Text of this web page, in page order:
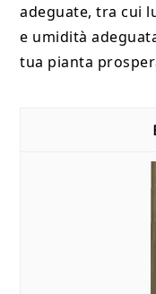
adeguate, tra cui
e umidità
tua pianta